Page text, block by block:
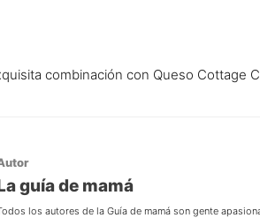
combinación con Queso Cottage
guía de mamá
los autores de la Guía de mamá son gente